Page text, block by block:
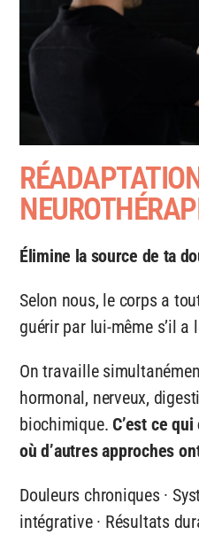
Élimine la source de ta
Selon nous, le corps a
guérir par lui-même s’il a
On travaille
hormonal, nerveux,
biochimique. C’est ce
où d’autres approches
Douleurs chroniques ·
intégrative · Résultats